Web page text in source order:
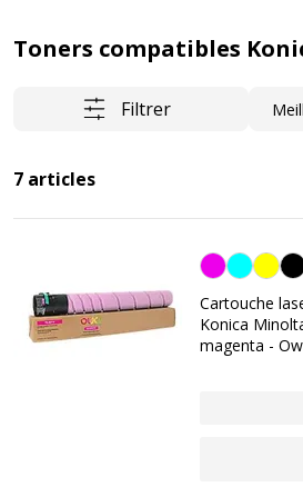
Toners compatibles
Filtrer Trier
7 articles
Magenta
Cartouche
Konica
magenta -